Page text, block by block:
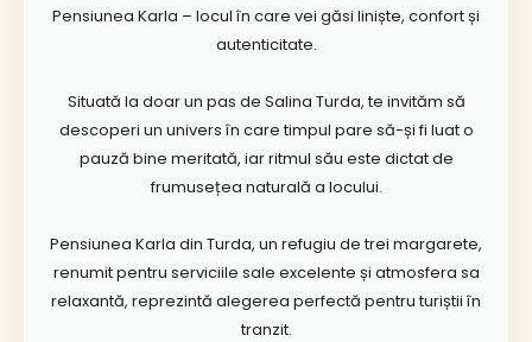
Pensiunea Karla – locul în care vei găsi liniște, confort și
autenticitate.
Situată la doar un pas de Salina Turda, te invităm să
descoperi un univers în care timpul pare să-și fi luat o
pauză bine meritată, iar ritmul său este dictat de
frumusețea naturală a locului.
Pensiunea Karla din Turda, un refugiu de trei margarete,
renumit pentru serviciile sale excelente și atmosfera sa
relaxantă, reprezintă alegerea perfectă pentru turiștii în
tranzit.